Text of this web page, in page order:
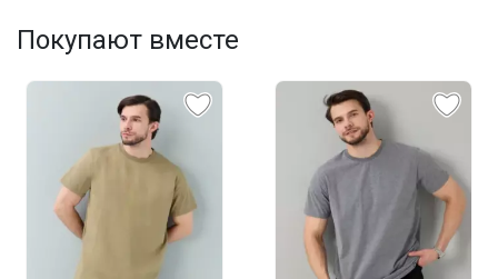
Покупают вместе